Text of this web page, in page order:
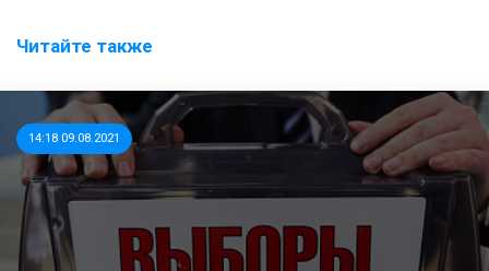
Читайте также
14:18 09.08.2021